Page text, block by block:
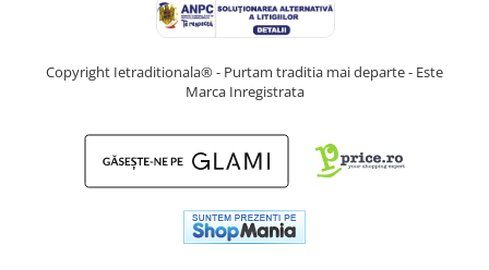
Copyright Ietraditionala® - Purtam traditia mai departe - Este
Marca Inregistrata